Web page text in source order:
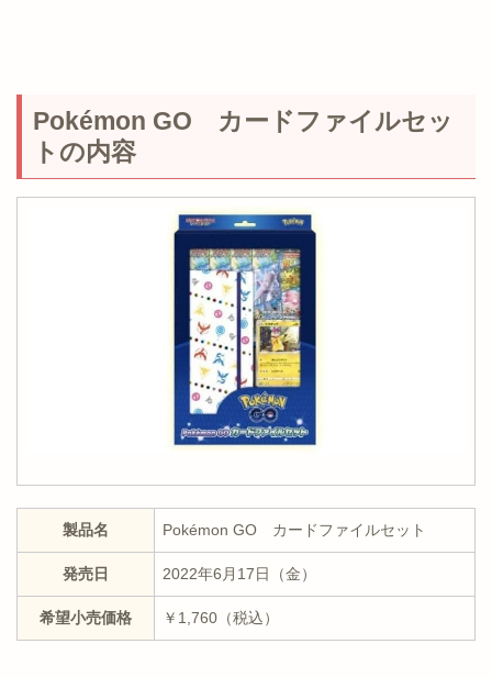
Pokémon GO カードファイルセッ
トの内容
製品名 Pokémon GO カードファイルセット
発売日 2022年6月17日（金）
希望小売価格 ￥1,760（税込）